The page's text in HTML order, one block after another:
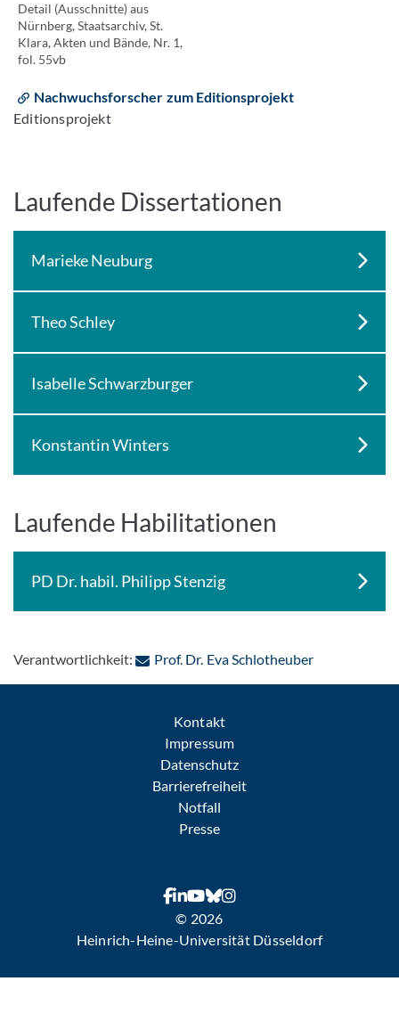
Detail (Ausschnitte) aus
Nürnberg, Staatsarchiv, St.
Klara, Akten und Bände, Nr. 1,
fol. 55vb
Nachwuchsforscher zum Editionsprojekt
Editionsprojekt
Laufende Dissertationen
Marieke Neuburg
Theo Schley
Isabelle Schwarzburger
Konstantin Winters
Laufende Habilitationen
PD Dr. habil. Philipp Stenzig
Verantwortlichkeit: Prof. Dr. Eva Schlotheuber: Per E-Mail
Kontakt
Impressum
Datenschutz
Barrierefreiheit
Notfall
Presse
© 2026
Heinrich-Heine-Universität Düsseldorf